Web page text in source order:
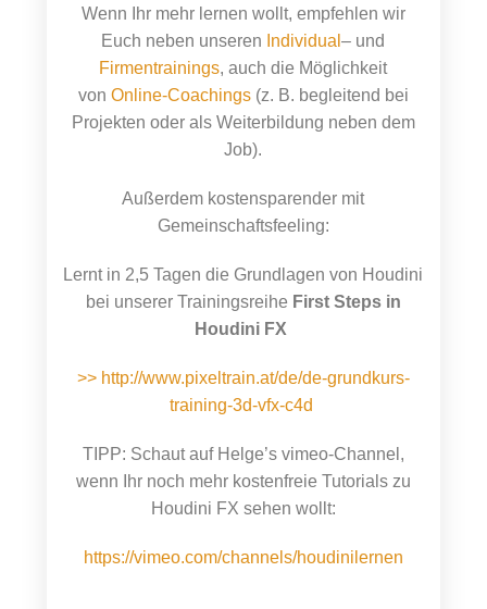
Wenn Ihr mehr lernen wollt, empfehlen wir
Euch neben unseren Individual– und
Firmentrainings, auch die Möglichkeit
von Online-Coachings(z. B. begleitend bei
Projekten oder als Weiterbildung neben dem
Job).
Außerdem kostensparender mit
Gemeinschaftsfeeling:
Lernt in 2,5 Tagen die Grundlagen von Houdini
bei unserer Trainingsreihe First Steps in
Houdini FX
>> http://www.pixeltrain.at/de/de-grundkurs-
training-3d-vfx-c4d
TIPP: Schaut auf Helge’s vimeo-Channel,
wenn Ihr noch mehr kostenfreie Tutorials zu
Houdini FX sehen wollt:
https://vimeo.com/channels/houdinilernen